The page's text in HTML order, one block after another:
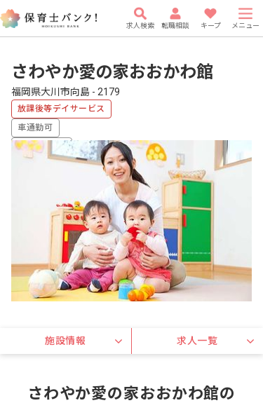
求人検索 転職相談 キープ メニュー
さわやか愛の家おおかわ館
福岡県大川市向島 - 2179
放課後等デイサービス
車通勤可
WEB面接OK
施設情報 求人一覧
さわやか愛の家おおかわ館の